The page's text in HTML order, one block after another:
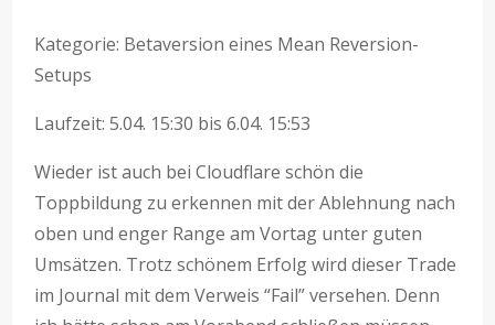
Kategorie: Betaversion eines Mean Reversion-
Setups
Laufzeit: 5.04. 15:30 bis 6.04. 15:53
Wieder ist auch bei Cloudflare schön die
Toppbildung zu erkennen mit der Ablehnung nach
oben und enger Range am Vortag unter guten
Umsätzen. Trotz schönem Erfolg wird dieser Trade
im Journal mit dem Verweis “Fail” versehen. Denn